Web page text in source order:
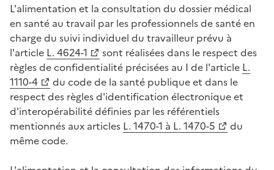
L'alimentation et la consultation du dossier médical
en santé au travail par les professionnels de santé en
charge du suivi individuel du travailleur prévu à
l'article L. 4624-1
sont réalisées dans le respect des
règles de confidentialité précisées au I de l'article L.
1110-4
du code de la santé publique et dans le
respect des règles d'identification électronique et
d'interopérabilité définies par les référentiels
mentionnés aux articles L. 1470-1 à L. 1470-5
du
même code.